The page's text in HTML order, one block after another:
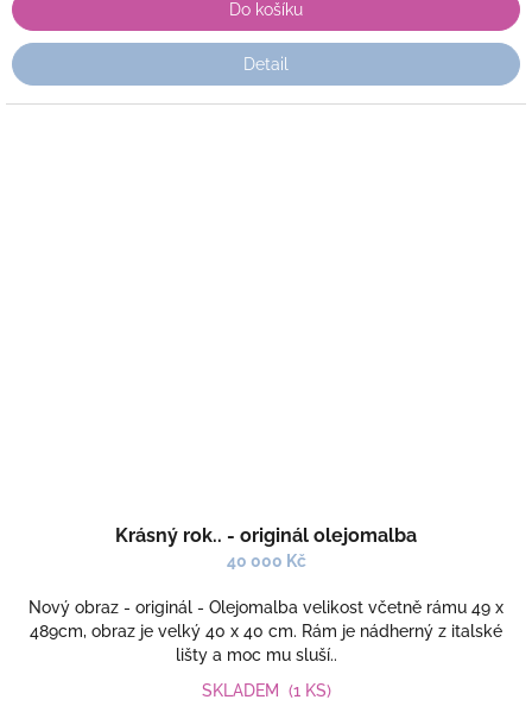
Do košíku
Detail
Krásný rok.. - originál olejomalba
40 000 Kč
Nový obraz - originál - Olejomalba velikost včetně rámu 49 x
489cm, obraz je velký 40 x 40 cm. Rám je nádherný z italské
lišty a moc mu sluší..
SKLADEM (1 KS)